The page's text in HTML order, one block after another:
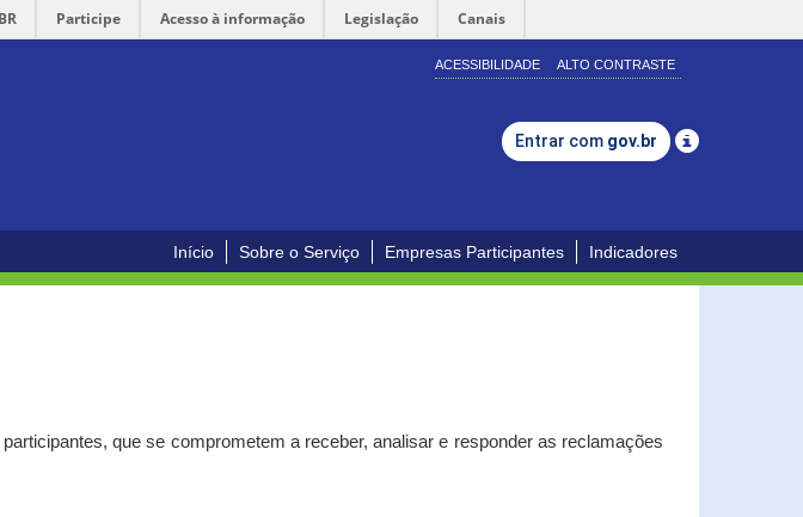
Participe Acesso à informação Legislação Canais
ACESSIBILIDADE ALTO CONTRASTE
Entrar com gov.br
Início Sobre o Serviço Empresas Participantes Indicadores
que se comprometem a receber, analisar e responder as reclamações